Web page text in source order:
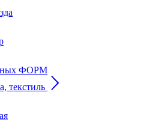
ФОРМ
текстиль